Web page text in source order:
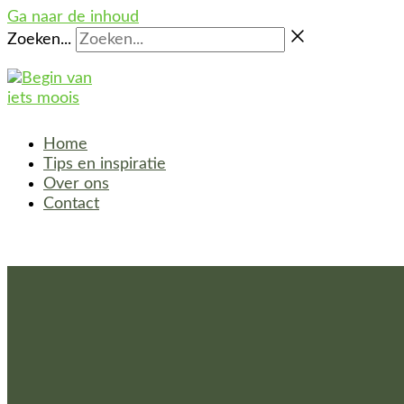
Ga naar de inhoud
Zoeken...
Home
Tips en inspiratie
Over ons
Contact